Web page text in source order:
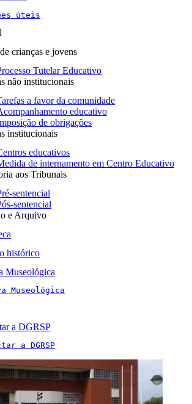
úteis
crianças e jovens
Tutelar Educativo
não institucionais
a favor da comunidade
educativo
de obrigações
institucionais
educativos
de internamento em Centro Educativo
aos Tribunais
sentencial
sentencial
e Arquivo
histórico
Museológica
Museológica
a DGRSP
a DGRSP